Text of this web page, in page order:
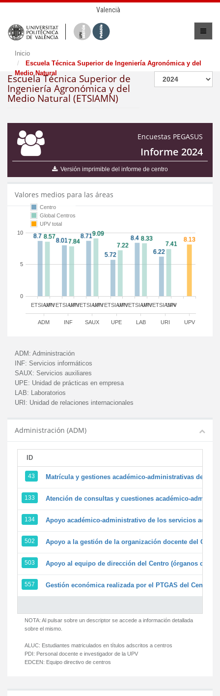
Valencià
Inicio
Escuela Técnica Superior de Ingeniería Agronómica y del
Medio Natural
Escuela Técnica Superior de
Ingeniería Agronómica y del
Medio Natural (ETSIAMN)
Encuestas PEGASUS
Informe 2024
Versión imprimible del informe de centro
Valores medios para las áreas
ETSIAMN ETSIAMNETSIAMN ETSIAMNETSIAMNETSIAMN
UPV UPV UPV UPV UPV UPV
ADM INF SAUX UPE LAB URI UPV
0
5
10
Centro
Global Centros
UPV total
ADM: Administración
INF: Servicios informáticos
SAUX: Servicios auxiliares
UPE: Unidad de prácticas en empresa
LAB: Laboratorios
URI: Unidad de relaciones internacionales
Administración (ADM)
ID
43 Matrícula y gestiones académico-administrativas de la
133 Atención de consultas y cuestiones académico-
134 Apoyo académico-administrativo de los servicios
502 Apoyo a la gestión de la organización docente del
503 Apoyo al equipo de dirección del Centro (órganos
557 Gestión económica realizada por el PTGAS del Centro
NOTA: Al pulsar sobre un descriptor se accede a información detallada
sobre el mismo.
ALUC: Estudiantes matriculados en títulos adscritos a centros
PDI: Personal docente e investigador de la UPV
EDCEN: Equipo directivo de centros